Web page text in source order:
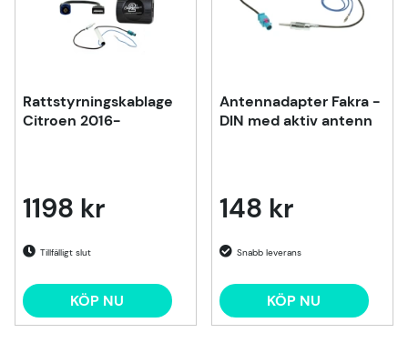
Rattstyrningskablage
Citroen 2016-
1198 kr
Tillfälligt slut
KÖP NU
Antennadapter Fakra -
DIN med aktiv antenn
148 kr
KÖP NU